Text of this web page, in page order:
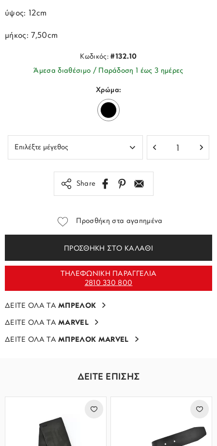
ύψος: 12cm
μήκος: 7,50cm
Κωδικός:#132.10
Άμεσα διαθέσιμο / Παράδοση 1 έως 3 ημέρες
Χρώμα:
Share
Προσθήκη στα αγαπημένα
ΠΡΟΣΘΗΚΗ ΣΤΟ ΚΑΛΑΘΙ
ΤΗΛΕΦΩΝΙΚΗ ΠΑΡΑΓΓΕΛΙΑ
2810 330 800
ΔΕΙΤΕ ΟΛΑ ΤΑΜΠΡΕΛΟΚ
ΔΕΙΤΕ ΟΛΑ ΤΑMARVEL
ΔΕΙΤΕ ΟΛΑ ΤΑΜΠΡΕΛΟΚ MARVEL
ΔΕΙΤΕ ΕΠΙΣΗΣ